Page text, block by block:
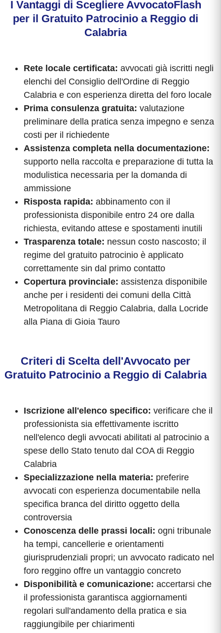
I Vantaggi di Scegliere AvvocatoFlash
per il Gratuito Patrocinio a Reggio di
Calabria
Rete locale certificata: avvocati già iscritti negli
elenchi del Consiglio dell'Ordine di Reggio
Calabria e con esperienza diretta del foro locale
Prima consulenza gratuita: valutazione
preliminare della pratica senza impegno e senza
costi per il richiedente
Assistenza completa nella documentazione:
supporto nella raccolta e preparazione di tutta la
modulistica necessaria per la domanda di
ammissione
Risposta rapida: abbinamento con il
professionista disponibile entro 24 ore dalla
richiesta, evitando attese e spostamenti inutili
Trasparenza totale: nessun costo nascosto; il
regime del gratuito patrocinio è applicato
correttamente sin dal primo contatto
Copertura provinciale: assistenza disponibile
anche per i residenti dei comuni della Città
Metropolitana di Reggio Calabria, dalla Locride
alla Piana di Gioia Tauro
Criteri di Scelta dell'Avvocato per
Gratuito Patrocinio a Reggio di Calabria
Iscrizione all'elenco specifico: verificare che il
professionista sia effettivamente iscritto
nell'elenco degli avvocati abilitati al patrocinio a
spese dello Stato tenuto dal COA di Reggio
Calabria
Specializzazione nella materia: preferire
avvocati con esperienza documentabile nella
specifica branca del diritto oggetto della
controversia
Conoscenza delle prassi locali: ogni tribunale
ha tempi, cancellerie e orientamenti
giurisprudenziali propri; un avvocato radicato nel
foro reggino offre un vantaggio concreto
Disponibilità e comunicazione: accertarsi che
il professionista garantisca aggiornamenti
regolari sull'andamento della pratica e sia
raggiungibile per chiarimenti